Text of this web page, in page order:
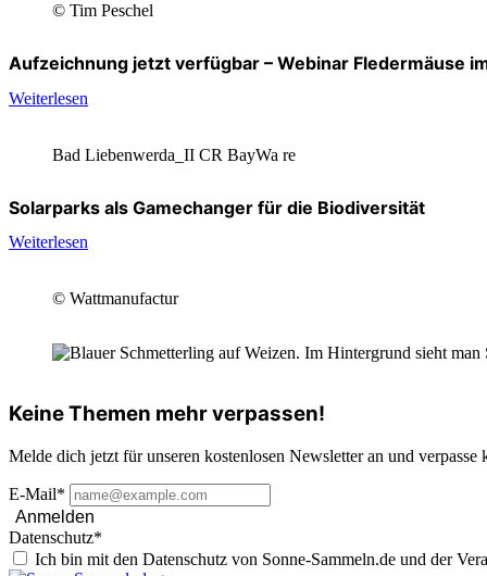
© Tim Peschel
Aufzeichnung jetzt verfügbar – Webinar Fledermäuse
Weiterlesen
Bad Liebenwerda_II CR BayWa re
Solarparks als Gamechanger für die Biodiversität
Weiterlesen
© Wattmanufactur
Keine Themen mehr verpassen!
Melde dich jetzt für unseren kostenlosen Newsletter an und verpasse
E-Mail*
Anmelden
Datenschutz*
Ich bin mit den Datenschutz von Sonne-Sammeln.de und der